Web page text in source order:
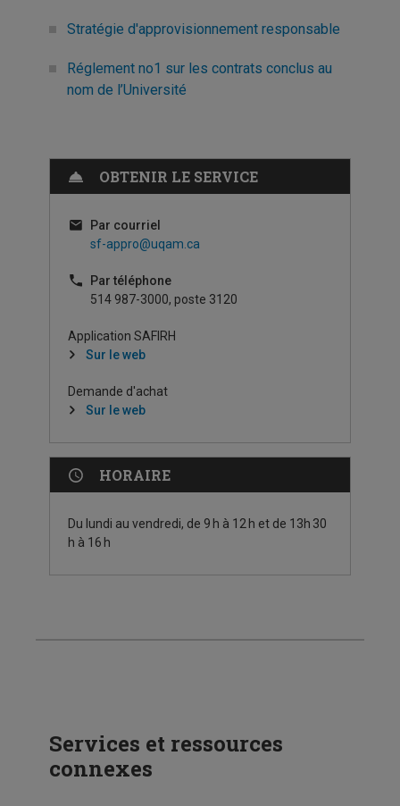
Stratégie d'approvisionnement responsable
Réglement no1 sur les contrats conclus au
nom de l’Université
OBTENIR LE SERVICE
Par courriel
sf-appro@uqam.ca
Par téléphone
514 987-3000, poste 3120
Application SAFIRH
Sur le web
Demande d'achat
Sur le web
HORAIRE
Du lundi au vendredi, de 9 h à 12 h et de 13h 30
h à 16 h
Services et ressources
connexes